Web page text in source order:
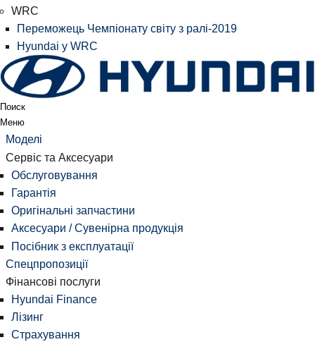
WRC
Переможець Чемпіонату світу з ралі-2019
Hyundai у WRC
Поиск
Меню
Моделі
Сервіс та Аксесуари
Обслуговування
Гарантія
Оригінальні запчастини
Аксесуари / Сувенірна продукція
Посібник з експлуатації
Спецпропозиції
Фінансові послуги
Hyundai Finance
Лізинг
Страхування